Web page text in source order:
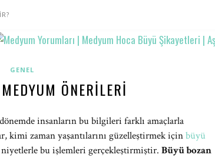
GENEL
ÖNERILERI
insanların bu bilgileri farklı amaçlarla
kimi zaman yaşantılarını güzelleştirmek içinbüyü
bu işlemleri gerçekleştirmiştir. Büyü bozan